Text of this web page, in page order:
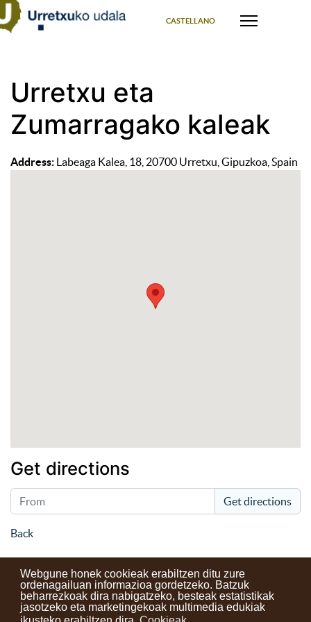
Webgune honek cookieak erabiltzen ditu zure
ordenagailuan informazioa gordetzeko. Batzuk
beharrezkoak dira nabigatzeko, besteak estatistikak
jasotzeko eta marketingekoak multimedia edukiak
CASTELLANO
Urretxu eta
Zumarragako kaleak
Address: Labeaga Kalea, 18, 20700 Urretxu, Gipuzkoa, Spain
Get directions
Get directions
Back
Kontaktuak Erabilera baldintzak Lege oharra
Berriak